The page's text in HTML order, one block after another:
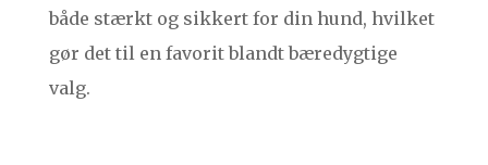
både stærkt og sikkert for din hund, hvilket
gør det til en favorit blandt bæredygtige
valg.